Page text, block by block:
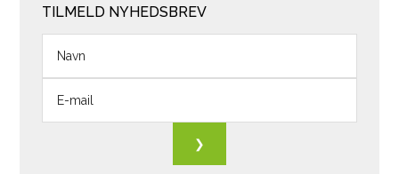
TILMELD NYHEDSBREV